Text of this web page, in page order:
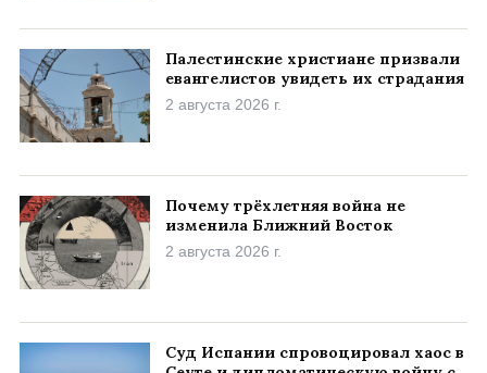
Палестинские христиане призвали
евангелистов увидеть их страдания
2 августа 2026 г.
Почему трёхлетняя война не
изменила Ближний Восток
2 августа 2026 г.
Суд Испании спровоцировал хаос в